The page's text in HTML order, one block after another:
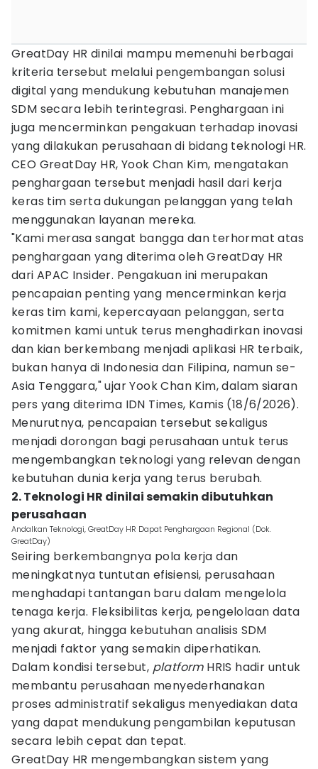
GreatDay HR dinilai mampu memenuhi berbagai
kriteria tersebut melalui pengembangan solusi
digital yang mendukung kebutuhan manajemen
SDM secara lebih terintegrasi. Penghargaan ini
juga mencerminkan pengakuan terhadap inovasi
yang dilakukan perusahaan di bidang teknologi HR.
CEO GreatDay HR, Yook Chan Kim, mengatakan
penghargaan tersebut menjadi hasil dari kerja
keras tim serta dukungan pelanggan yang telah
menggunakan layanan mereka.
"Kami merasa sangat bangga dan terhormat atas
penghargaan yang diterima oleh GreatDay HR
dari APAC Insider. Pengakuan ini merupakan
pencapaian penting yang mencerminkan kerja
keras tim kami, kepercayaan pelanggan, serta
komitmen kami untuk terus menghadirkan inovasi
dan kian berkembang menjadi aplikasi HR terbaik,
bukan hanya di Indonesia dan Filipina, namun se-
Asia Tenggara," ujar Yook Chan Kim, dalam siaran
pers yang diterima IDN Times, Kamis (18/6/2026).
Menurutnya, pencapaian tersebut sekaligus
menjadi dorongan bagi perusahaan untuk terus
mengembangkan teknologi yang relevan dengan
kebutuhan dunia kerja yang terus berubah.
2. Teknologi HR dinilai semakin dibutuhkan
perusahaan
Andalkan Teknologi, GreatDay HR Dapat Penghargaan Regional (Dok.
GreatDay)
Seiring berkembangnya pola kerja dan
meningkatnya tuntutan efisiensi, perusahaan
menghadapi tantangan baru dalam mengelola
tenaga kerja. Fleksibilitas kerja, pengelolaan data
yang akurat, hingga kebutuhan analisis SDM
menjadi faktor yang semakin diperhatikan.
Dalam kondisi tersebut, platformHRIS hadir untuk
membantu perusahaan menyederhanakan
proses administratif sekaligus menyediakan data
yang dapat mendukung pengambilan keputusan
secara lebih cepat dan tepat.
GreatDay HR mengembangkan sistem yang